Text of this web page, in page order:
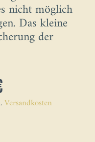
nicht möglich
Das kleine
der
Versandkosten